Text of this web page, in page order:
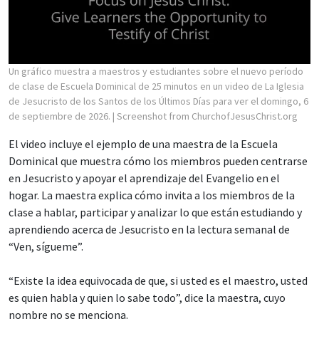
Un gráfico muestra a maestros y estudiantes sobre el nuevo período
de clase de Escuela Dominical de 25 minutos en un video de La Iglesia
de Jesucristo de los Santos de los Últimos Días para ver el domingo, 6
de septiembre de 2026. | Screenshot from ChurchofJesusChrist.org
El video incluye el ejemplo de una maestra de la Escuela
Dominical que muestra cómo los miembros pueden centrarse
en Jesucristo y apoyar el aprendizaje del Evangelio en el
hogar. La maestra explica cómo invita a los miembros de la
clase a hablar, participar y analizar lo que están estudiando y
aprendiendo acerca de Jesucristo en la lectura semanal de
“Ven, sígueme”.
“Existe la idea equivocada de que, si usted es el maestro, usted
es quien habla y quien lo sabe todo”, dice la maestra, cuyo
nombre no se menciona.